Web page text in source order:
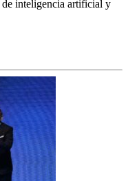
de inteligencia artificial y